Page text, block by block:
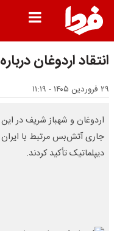
انتقاد اردوغان
۲۹ فروردین ۱۴۰۵ - ۱۱:۱۹
اردوغان و شهباز شریف در این
جاری آتش‌بس مرتبط با ایران
دیپلماتیک تأکید کردند.